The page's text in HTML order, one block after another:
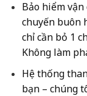
Bảo hiểm
chuyến buôn
chỉ cần bỏ 1
Không làm
Hệ thống
bạn – chúng